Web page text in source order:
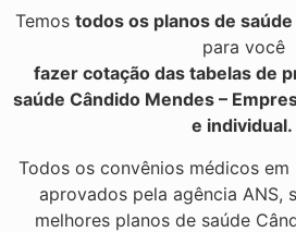
Temos todos os planos de
para você
fazer cotação das tabelas de
saúde Cândido Mendes –
e individual.
Todos os convênios médicos em
aprovados pela agência ANS,
melhores planos de saúde